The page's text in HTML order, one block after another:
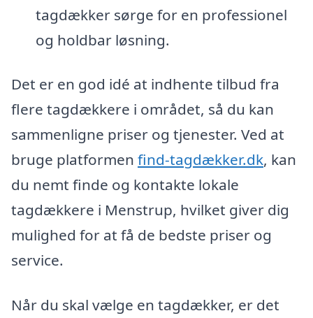
tagdækker sørge for en professionel
og holdbar løsning.
Det er en god idé at indhente tilbud fra
flere tagdækkere i området, så du kan
sammenligne priser og tjenester. Ved at
bruge platformen find-tagdækker.dk, kan
du nemt finde og kontakte lokale
tagdækkere i Menstrup, hvilket giver dig
mulighed for at få de bedste priser og
service.
Når du skal vælge en tagdækker, er det